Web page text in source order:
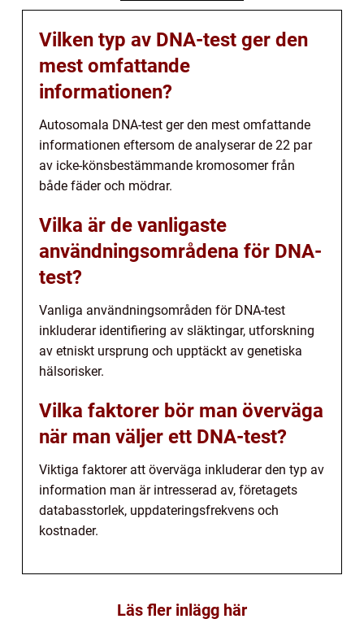
Vilken typ av DNA-test ger den
mest omfattande
informationen?
Autosomala DNA-test ger den mest omfattande
informationen eftersom de analyserar de 22 par
av icke-könsbestämmande kromosomer från
både fäder och mödrar.
Vilka är de vanligaste
användningsområdena för DNA-
test?
Vanliga användningsområden för DNA-test
inkluderar identifiering av släktingar, utforskning
av etniskt ursprung och upptäckt av genetiska
hälsorisker.
Vilka faktorer bör man överväga
när man väljer ett DNA-test?
Viktiga faktorer att överväga inkluderar den typ av
information man är intresserad av, företagets
databasstorlek, uppdateringsfrekvens och
kostnader.
Läs fler inlägg här